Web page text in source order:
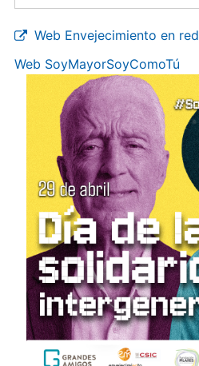
Web Envejecimiento en red
Web SoyMayorSoyComoTú